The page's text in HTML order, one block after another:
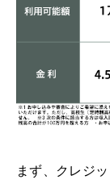
まず、クレジ